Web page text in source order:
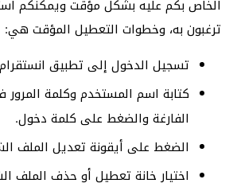
الخاص بكم عليه بشكل مؤقت ويمكنكم
ترغبون به، وخطوات التعطيل المؤقت هي:
تسجيل الدخول إلى تطبيق
كتابة اسم المستخدم وكلمة المرور
الفارغة والضغط على كلمة دخول.
الضغط على أيقونة تعديل الملف
اختيار خانة تعطيل أو حذف